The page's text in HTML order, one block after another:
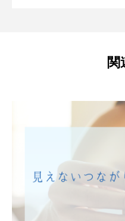
に楽しむ
関